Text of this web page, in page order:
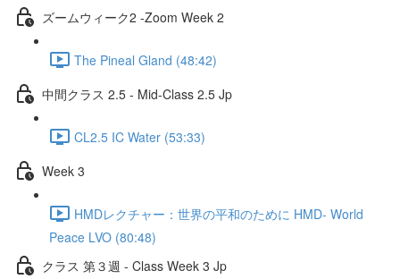
ズームウィーク2 -Zoom Week 2
The Pineal Gland (48:42)
中間クラス 2.5 - Mid-Class 2.5 Jp
CL2.5 IC Water (53:33)
Week 3
HMDレクチャー：世界の平和のために HMD- World
Peace LVO (80:48)
クラス 第３週 - Class Week 3 Jp